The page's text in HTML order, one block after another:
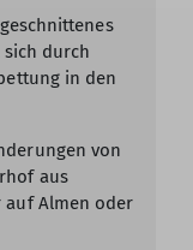
durch
in den
von
aus
auf Almen oder